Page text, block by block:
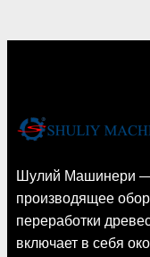
Шулий Машинери —
производящее
переработки
включает в себя